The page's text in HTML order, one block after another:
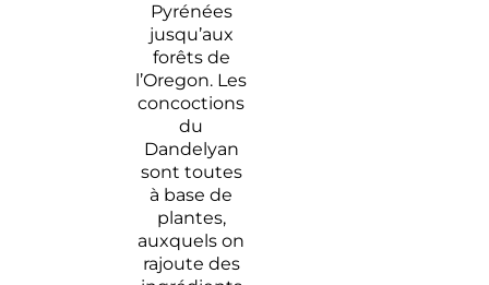
Pyrénées
jusqu’aux
forêts de
l’Oregon. Les
concoctions
du
Dandelyan
sont toutes
à base de
plantes,
auxquels on
rajoute des